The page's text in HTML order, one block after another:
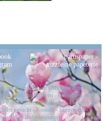
mit Naturmotiven- Midikarten mit
historischen Motiven- Postkarten mit
-Postkartensets-Kalender-Papeterie -
gesucht - Kontakt-Impressum-
Geschäftsbedingungen